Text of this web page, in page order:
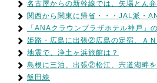
名古屋からの新幹線では、矢場とん
関西から関東に帰省・・・JAL派・
「ANAクラウンプラザホテル神戸」
姫路・広島に出張②広島の定宿、Ａ
地震で、浄土ヶ浜旅館は？
島根に三泊、出張②松江、宍道湖畔
飯田線